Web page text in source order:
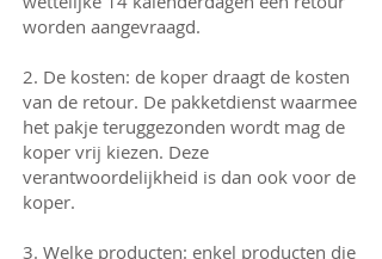
worden aangevraagd.
2. De kosten: de koper draagt de kosten
van de retour. De pakketdienst waarmee
het pakje teruggezonden wordt mag de
koper vrij kiezen. Deze
verantwoordelijkheid is dan ook voor de
koper.
3. Welke producten: enkel producten die